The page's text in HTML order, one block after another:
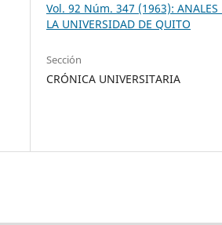
Vol. 92 Núm. 347 (1963): ANALES
LA UNIVERSIDAD DE QUITO
Sección
CRÓNICA UNIVERSITARIA